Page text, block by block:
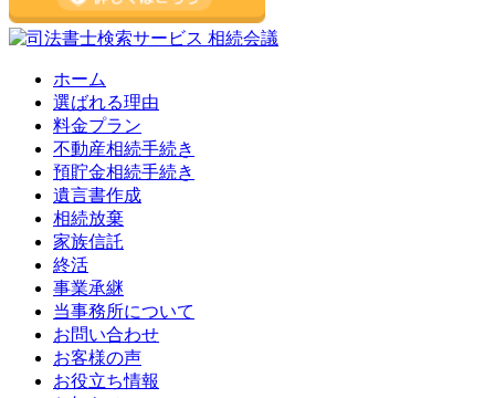
ホーム
選ばれる理由
料金プラン
不動産相続手続き
預貯金相続手続き
遺言書作成
相続放棄
家族信託
終活
事業承継
当事務所について
お問い合わせ
お客様の声
お役立ち情報